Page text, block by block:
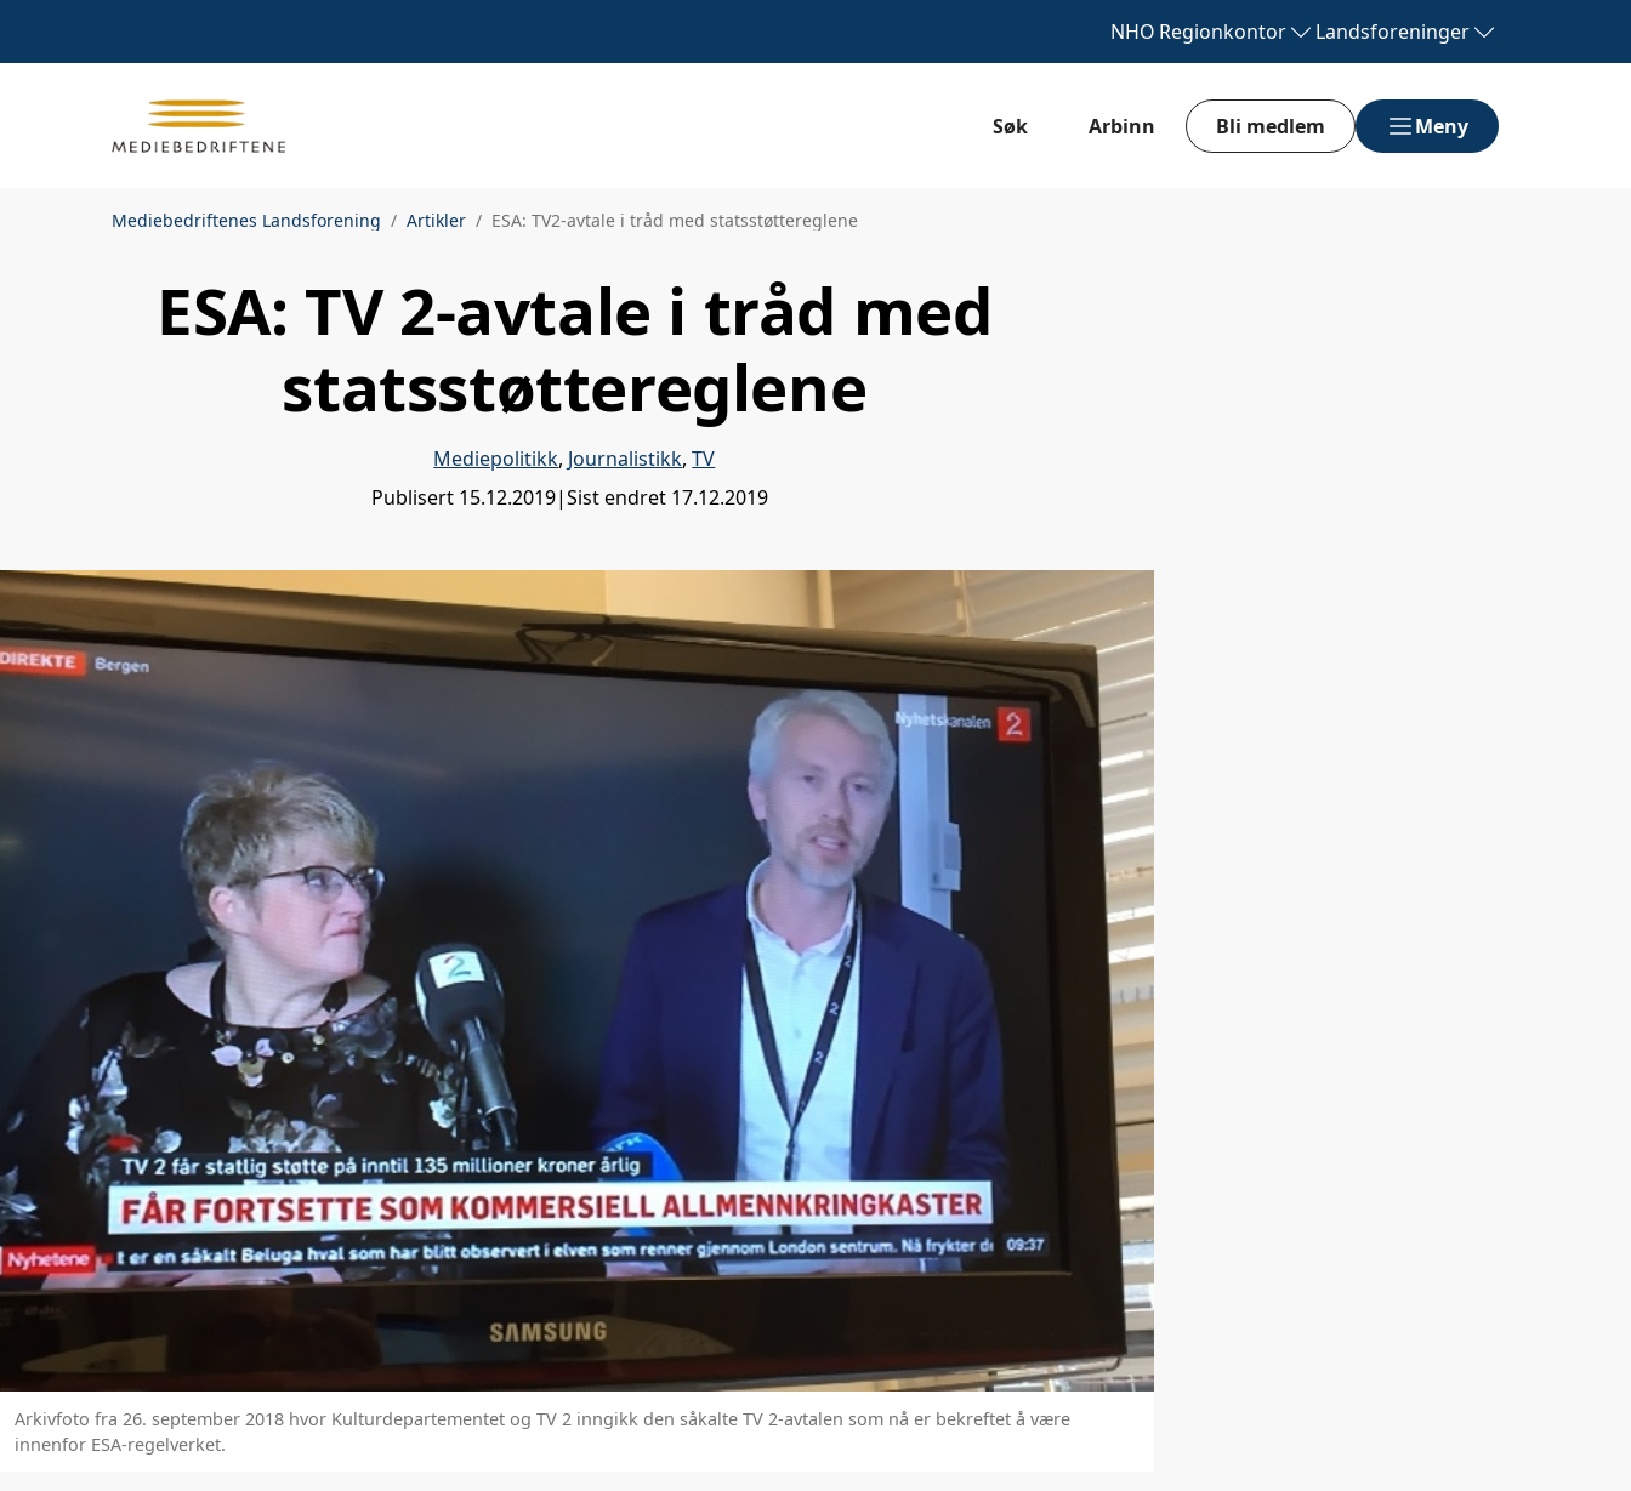
NHO Regionkontor Landsforeninger
Søk Arbinn Bli medlem Meny
Mediebedriftenes Landsforening Artikler ESA: TV2-avtale i tråd med statsstøttereglene
ESA: TV 2-avtale i tråd med
statsstøttereglene
Mediepolitikk, Journalistikk,TV
Publisert 15.12.2019|Sist endret 17.12.2019
Arkivfoto fra 26. september 2018 hvor Kulturdepartementet og TV 2 inngikk den såkalte TV 2-avtalen som nå er bekreftet å være
innenfor ESA-regelverket.